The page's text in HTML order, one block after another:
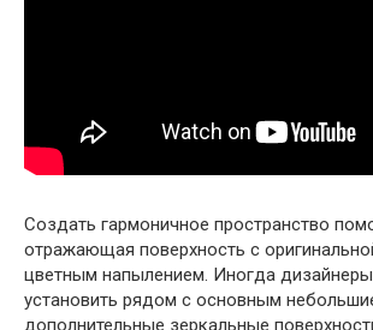
Создать гармоничное пространство
отражающая поверхность с
цветным напылением. Иногда
установить рядом с основным
дополнительные зеркальные